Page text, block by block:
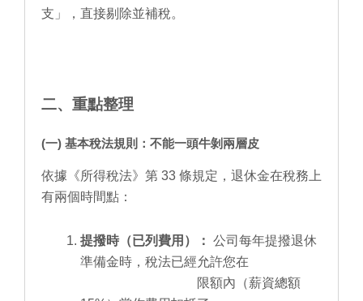
支」，直接剔除並補稅。
二、重點整理
(一) 基本稅法規則：不能一頭牛剝兩層皮
依據《所得稅法》第 33 條規定，退休金在稅務上
有兩個時間點：
提撥時（已列費用）： 公司每年提撥退休
準備金時，稅法已經允許您在
限額內（薪資總額